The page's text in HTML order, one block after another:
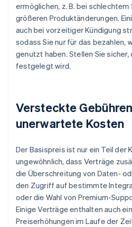
ermöglichen, z. B. bei
größeren Produktänderungen.
auch bei vorzeitiger Kündigung
sodass Sie nur für das bezahlen,
genutzt haben. Stellen Sie sicher,
festgelegt wird.
Versteckte
unerwartete Kosten
Der Basispreis ist nur ein Teil der
ungewöhnlich, dass Verträge
die Überschreitung von Daten-
den Zugriff auf bestimmte
oder die Wahl von Premium-
Einige Verträge enthalten auch
Preiserhöhungen im Laufe der